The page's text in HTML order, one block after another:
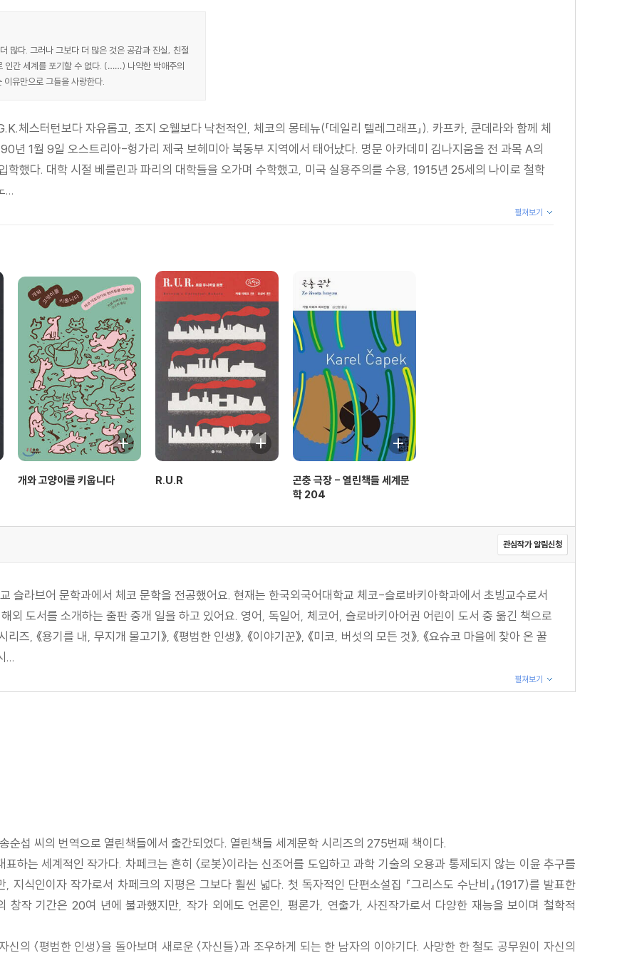
많다. 그러나 그보다 더 많은 것은 공감과 진실, 친절
인간 세계를 포기할 수 없다. (……) 나약한 박애주의
유만으로 그들을 사랑한다.
체스터턴보다 자유롭고, 조지 오웰보다 낙천적인, 체코의 몽테뉴(「데일리 텔레그래프」). 카프카, 쿤데라와 함께 체
년 1월 9일 오스트리아-헝가리 제국 보헤미아 북동부 지역에서 태어났다. 명문 아카데미 김나지움을 전 과목 A의
학했다. 대학 시절 베를린과 파리의 대학들을 오가며 수학했고, 미국 실용주의를 수용, 1915년 25세의 나이로 철학
...
펼쳐보기
개와 고양이를 키웁니다 R.U.R
곤충 극장 - 열린책들 세계문
학 204
관심작가 알림신청
슬라브어 문학과에서 체코 문학을 전공했어요. 현재는 한국외국어대학교 체코-슬로바키아학과에서 초빙교수로서
외 도서를 소개하는 출판 중개 일을 하고 있어요. 영어, 독일어, 체코어, 슬로바키아어권 어린이 도서 중 옮긴 책으로
리즈, 《용기를 내, 무지개 물고기》, 《평범한 인생》, 《이야기꾼》, 《미코, 버섯의 모든 것》, 《요슈코 마을에 찾아 온 꿀
...
펼쳐보기
순섭 씨의 번역으로 열린책들에서 출간되었다. 열린책들 세계문학 시리즈의 275번째 책이다.
하는 세계적인 작가다. 차페크는 흔히 〈로봇〉이라는 신조어를 도입하고 과학 기술의 오용과 통제되지 않는 이윤 추구를
, 지식인이자 작가로서 차페크의 지평은 그보다 훨씬 넓다. 첫 독자적인 단편소설집 『그리스도 수난비』(1917)를 발표한
창작 기간은 20여 년에 불과했지만, 작가 외에도 언론인, 평론가, 연출가, 사진작가로서 다양한 재능을 보이며 철학적
의 〈평범한 인생〉을 돌아보며 새로운 〈자신들〉과 조우하게 되는 한 남자의 이야기다. 사망한 한 철도 공무원이 자신의